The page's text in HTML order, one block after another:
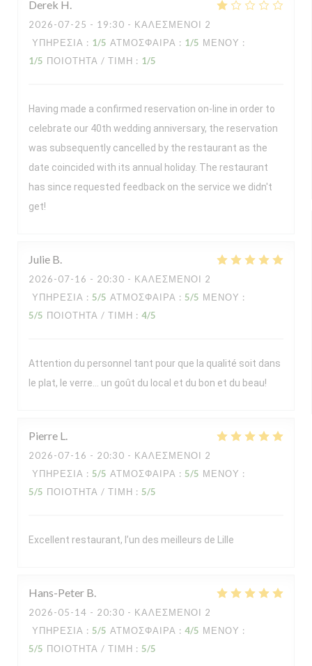
Derek H
2026-07-25 - 19:30 - ΚΑΛΕΣΜΈΝΟΙ 2
ΥΠΗΡΕΣΊΑ : 1/5 ΑΤΜΌΣΦΑΙΡΑ : 1/5 ΜΕΝΟΎ :
1/5 ΠΟΙΌΤΗΤΑ / ΤΙΜΉ : 1/5
Having made a confirmed reservation on-line in order to
celebrate our 40th wedding anniversary, the reservation
was subsequently cancelled by the restaurant as the
date coincided with its annual holiday. The restaurant
has since requested feedback on the service we didn't
get!
Julie B
2026-07-16 - 20:30 - ΚΑΛΕΣΜΈΝΟΙ 2
ΥΠΗΡΕΣΊΑ : 5/5 ΑΤΜΌΣΦΑΙΡΑ : 5/5 ΜΕΝΟΎ :
5/5 ΠΟΙΌΤΗΤΑ / ΤΙΜΉ : 4/5
Attention du personnel tant pour que la qualité soit dans
le plat, le verre… un goût du local et du bon et du beau!
Pierre L
2026-07-16 - 20:30 - ΚΑΛΕΣΜΈΝΟΙ 2
ΥΠΗΡΕΣΊΑ : 5/5 ΑΤΜΌΣΦΑΙΡΑ : 5/5 ΜΕΝΟΎ :
5/5 ΠΟΙΌΤΗΤΑ / ΤΙΜΉ : 5/5
Excellent restaurant, l’un des meilleurs de Lille
Hans-Peter B
2026-05-14 - 20:30 - ΚΑΛΕΣΜΈΝΟΙ 2
ΥΠΗΡΕΣΊΑ : 5/5 ΑΤΜΌΣΦΑΙΡΑ : 4/5 ΜΕΝΟΎ :
5/5 ΠΟΙΌΤΗΤΑ / ΤΙΜΉ : 5/5